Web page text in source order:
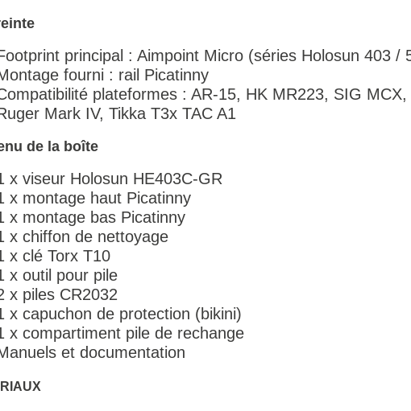
principal : Aimpoint Micro (séries Holosun 403 /
fourni : rail Picatinny
plateformes : AR-15, HK MR223, SIG
Mark IV, Tikka T3x TAC A1
de la boîte
x viseur Holosun HE403C-GR
x montage haut Picatinny
x montage bas Picatinny
x chiffon de nettoyage
x clé Torx T10
x outil pour pile
x piles CR2032
x capuchon de protection (bikini)
x compartiment pile de rechange
et documentation